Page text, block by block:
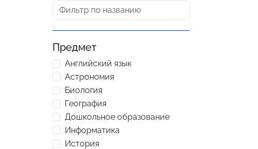
Предмет
Английский язык
Астрономия
Биология
География
Дошкольное образование
Информатика
История